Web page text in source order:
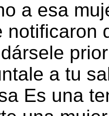
a esa
notificaron
a tu
Es una